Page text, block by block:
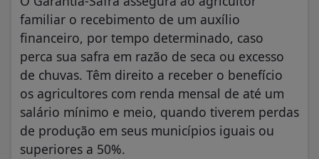
familiar o recebimento de um auxílio
financeiro, por tempo determinado, caso
perca sua safra em razão de seca ou excesso
de chuvas. Têm direito a receber o benefício
os agricultores com renda mensal de até um
salário mínimo e meio, quando tiverem perdas
de produção em seus municípios iguais ou
superiores a 50%.